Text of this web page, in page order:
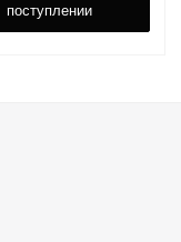
поступлении